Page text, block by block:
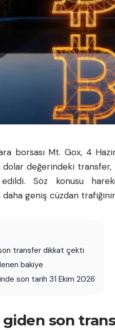
borsası Mt. Gox, 4
dolar değerindeki
Söz konusu
daha geniş cüzdan
transfer dikkat çekti
bakiye
son tarih 31 Ekim 2026
giden son